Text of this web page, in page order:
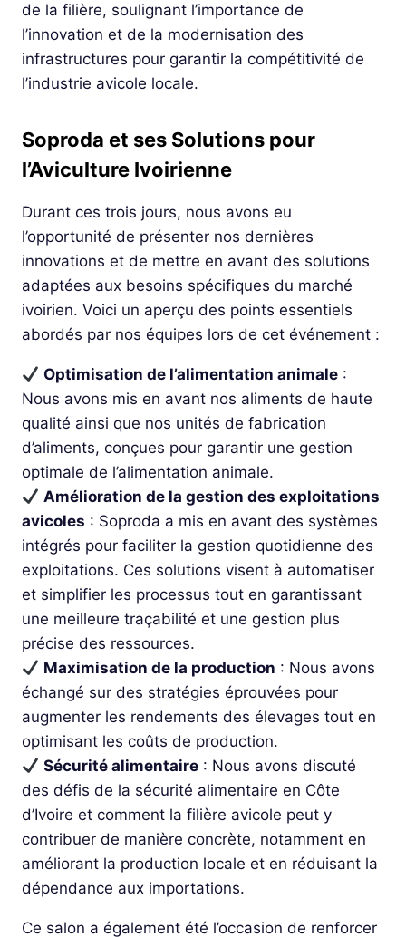
de la filière, soulignant l’importance de
l’innovation et de la modernisation des
infrastructures pour garantir la compétitivité de
l’industrie avicole locale.
Soproda et ses Solutions pour
l’Aviculture Ivoirienne
Durant ces trois jours, nous avons eu
l’opportunité de présenter nos dernières
innovations et de mettre en avant des solutions
adaptées aux besoins spécifiques du marché
ivoirien. Voici un aperçu des points essentiels
abordés par nos équipes lors de cet événement :
Optimisation de l’alimentation animale :
Nous avons mis en avant nos aliments de haute
qualité ainsi que nos unités de fabrication
d’aliments, conçues pour garantir une gestion
optimale de l’alimentation animale.
Amélioration de la gestion des exploitations
avicoles : Soproda a mis en avant des systèmes
intégrés pour faciliter la gestion quotidienne des
exploitations. Ces solutions visent à automatiser
et simplifier les processus tout en garantissant
une meilleure traçabilité et une gestion plus
précise des ressources.
Maximisation de la production : Nous avons
échangé sur des stratégies éprouvées pour
augmenter les rendements des élevages tout en
optimisant les coûts de production.
Sécurité alimentaire : Nous avons discuté
des défis de la sécurité alimentaire en Côte
d’Ivoire et comment la filière avicole peut y
contribuer de manière concrète, notamment en
améliorant la production locale et en réduisant la
dépendance aux importations.
Ce salon a également été l’occasion de renforcer